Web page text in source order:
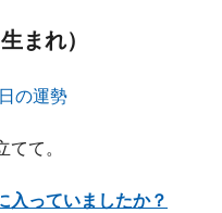
まれ）
て。
入っていましたか？